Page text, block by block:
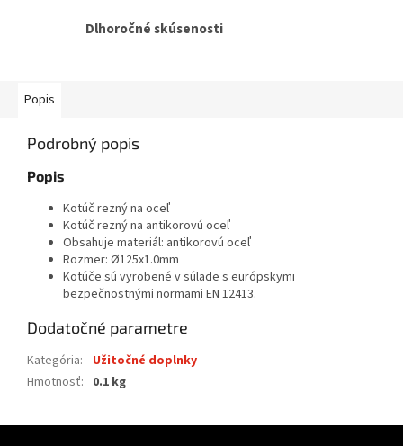
Dlhoročné skúsenosti
Popis
Podrobný popis
Popis
Kotúč rezný na oceľ
Kotúč rezný na antikorovú oceľ
Obsahuje materiál: antikorovú oceľ
Rozmer: Ø125x1.0mm
Kotúče sú vyrobené v súlade s európskymi
bezpečnostnými normami EN 12413.
Dodatočné parametre
Kategória:
Užitočné doplnky
Hmotnosť: 0.1 kg